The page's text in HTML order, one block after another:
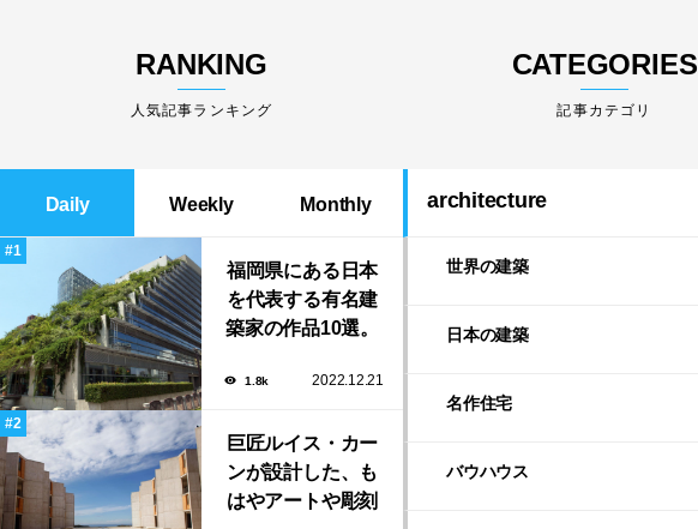
RANKING
人気記事ランキング
Daily Weekly Monthly
福岡県にある日本
を代表する有名建
築家の作品10選。
タバから磯崎新に
1.8k 2022.12.21
巨匠ルイス・カー
ンが設計した、も
はやアートや彫刻
CATEGORIES
architecture
世界の建築
日本の建築
名作住宅
バウハウス